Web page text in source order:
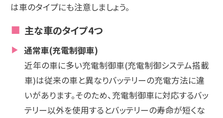
は車のタイプにも注意しましょう。
主な車のタイプ4つ
通常車(充電制御車)
近年の車に多い充電制御車(充電制御システム搭載
車)は従来の車と異なりバッテリーの充電方法に違
いがあります。そのため、充電制御車に対応するバッ
テリー以外を使用するとバッテリーの寿命が短くな